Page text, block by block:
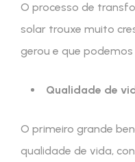
O processo de
solar trouxe muito
gerou e que
Qualidade de
O primeiro grande
qualidade de vida,